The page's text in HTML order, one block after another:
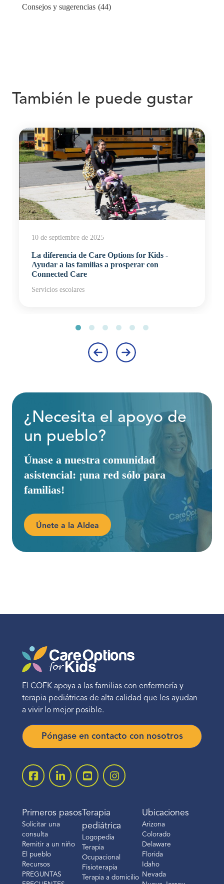
Consejos y sugerencias (44)
También le puede gustar
10 de septiembre de 2025
La diferencia de Care Options for Kids -
Ayudar a las familias a prosperar con
Connected Care
Servicios escolares
¿Necesita el apoyo de
un pueblo?
Únase a nuestra comunidad
asistencial: ¡una red sólo para
familias!
Únete a la Aldea
El COFK apoya a las familias con enfermería y
terapia pediátricas de alta calidad que les ayudan
a vivir lo mejor posible.
Póngase en contacto con nosotros
Primeros pasos
Solicitar una
consulta
Remitir a un niño
El pueblo
Recursos
PREGUNTAS
Terapia
pediátrica
Logopedia
Terapia
Ocupacional
Fisioterapia
Terapia a domicilio
Ubicaciones
Arizona
Colorado
Delaware
Florida
Idaho
Nevada